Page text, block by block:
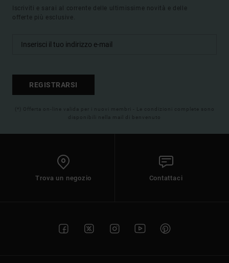
Iscriviti e sarai al corrente delle ultimissime novità e delle
offerte più esclusive.
REGISTRARSI
(*) Offerta on-line valida per i nuovi membri - Le condizioni complete sono
disponibili nella mail di benvenuto
Trova un negozio Contattaci